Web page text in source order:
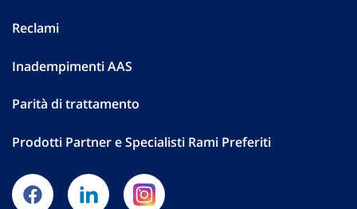
Reclami
Inadempimenti AAS
Parità di trattamento
Prodotti Partner e Specialisti Rami Preferiti